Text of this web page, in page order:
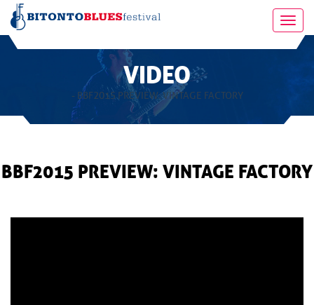
VIDEO
- BBF2015 PREVIEW: VINTAGE FACTORY
BBF2015 PREVIEW: VINTAGE FACTORY